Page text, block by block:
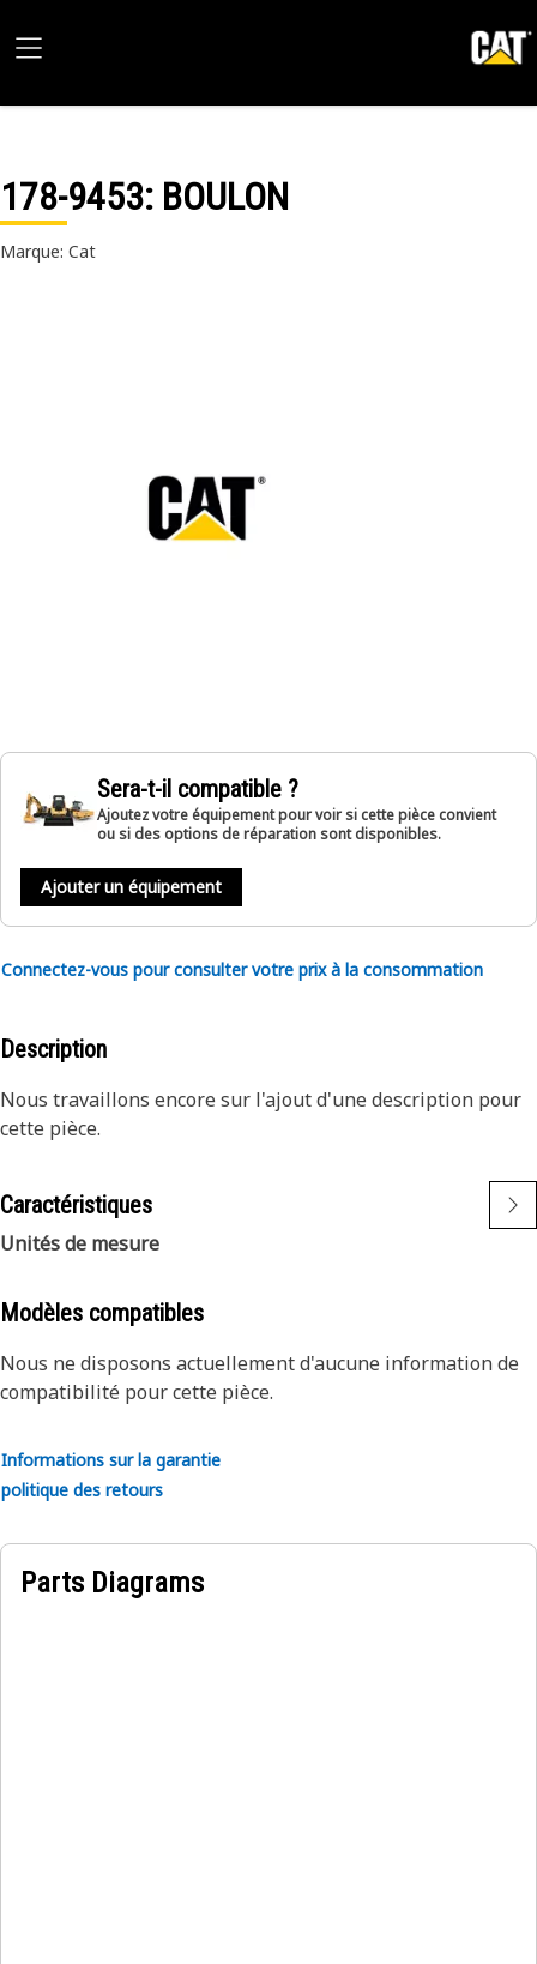
178-9453: BOULON
Marque: Cat
Sera-t-il compatible ?
Ajoutez votre équipement pour voir si cette pièce convient
ou si des options de réparation sont disponibles.
Ajouter un équipement
Connectez-vous pour consulter votre prix à la consommation
Description
Nous travaillons encore sur l'ajout d'une description pour
cette pièce.
Caractéristiques
Unités de mesure
Modèles compatibles
Nous ne disposons actuellement d'aucune information de
compatibilité pour cette pièce.
Informations sur la garantie
politique des retours
Parts Diagrams